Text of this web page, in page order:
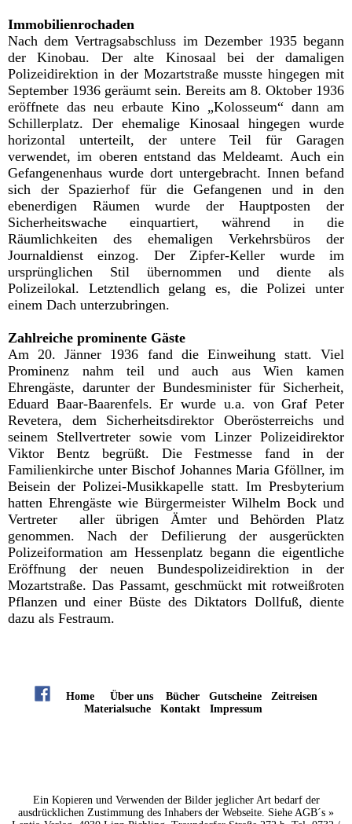
Immobilienrochaden
Nach dem Vertragsabschluss im Dezember 1935 begann
der Kinobau. Der alte Kinosaal bei der damaligen
Polizeidirektion in der Mozartstraße musste hingegen mit
September 1936 geräumt sein. Bereits am 8. Oktober 1936
eröffnete das neu erbaute Kino „Kolosseum“ dann am
Schillerplatz. Der ehemalige Kinosaal hingegen wurde
horizontal unterteilt, der untere Teil für Garagen
verwendet, im oberen entstand das Meldeamt. Auch ein
Gefangenenhaus wurde dort untergebracht. Innen befand
sich der Spazierhof für die Gefangenen und in den
ebenerdigen Räumen wurde der Hauptposten der
Sicherheitswache einquartiert, während in die
Räumlichkeiten des ehemaligen Verkehrsbüros der
Journaldienst einzog. Der Zipfer-Keller wurde im
ursprünglichen Stil übernommen und diente als
Polizeilokal. Letztendlich gelang es, die Polizei unter
einem Dach unterzubringen.
Zahlreiche prominente Gäste
Am 20. Jänner 1936 fand die Einweihung statt. Viel
Prominenz nahm teil und auch aus Wien kamen
Ehrengäste, darunter der Bundesminister für Sicherheit,
Eduard Baar-Baarenfels. Er wurde u.a. von Graf Peter
Revetera, dem Sicherheitsdirektor Oberösterreichs und
seinem Stellvertreter sowie vom Linzer Polizeidirektor
Viktor Bentz begrüßt. Die Festmesse fand in der
Familienkirche unter Bischof Johannes Maria Gföllner, im
Beisein der Polizei-Musikkapelle statt. Im Presbyterium
hatten Ehrengäste wie Bürgermeister Wilhelm Bock und
Vertreter aller übrigen Ämter und Behörden Platz
genommen. Nach der Defilierung der ausgerückten
Polizeiformation am Hessenplatz begann die eigentliche
Eröffnung der neuen Bundespolizeidirektion in der
Mozartstraße. Das Passamt, geschmückt mit rotweißroten
Pflanzen und einer Büste des Diktators Dollfuß, diente
dazu als Festraum.
Home Über uns Bücher Gutscheine
Zeitreisen
Materialsuche
Kontakt Impressum
Ein Kopieren und Verwenden der Bilder jeglicher Art bedarf der
ausdrücklichen Zustimmung des Inhabers der Webseite. Siehe AGB´s »